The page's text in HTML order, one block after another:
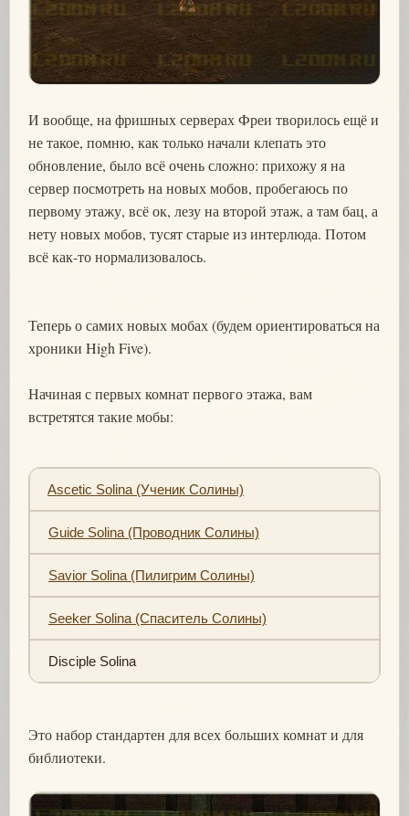
И вообще, на фришных серверах Фреи творилось ещё и
не такое, помню, как только начали клепать это
обновление, было всё очень сложно: прихожу я на
сервер посмотреть на новых мобов, пробегаюсь по
первому этажу, всё ок, лезу на второй этаж, а там бац, а
нету новых мобов, тусят старые из интерлюда. Потом
всё как-то нормализовалось.
Теперь о самих новых мобах (будем ориентироваться на
хроники High Five).
Начиная с первых комнат первого этажа, вам
встретятся такие мобы:
Ascetic Solina (Ученик Солины)
Guide Solina (Проводник Солины)
Savior Solina (Пилигрим Солины)
Seeker Solina (Спаситель Солины)
Disciple Solina
Это набор стандартен для всех больших комнат и для
библиотеки.